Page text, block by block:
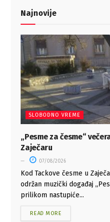
Najnovije
SLOBODNO VREME
„Pesme za česme“
Zaječaru
07/08/2026
Kod Tackove česme u
održan muzički događaj
prilikom nastupiće...
READ MORE